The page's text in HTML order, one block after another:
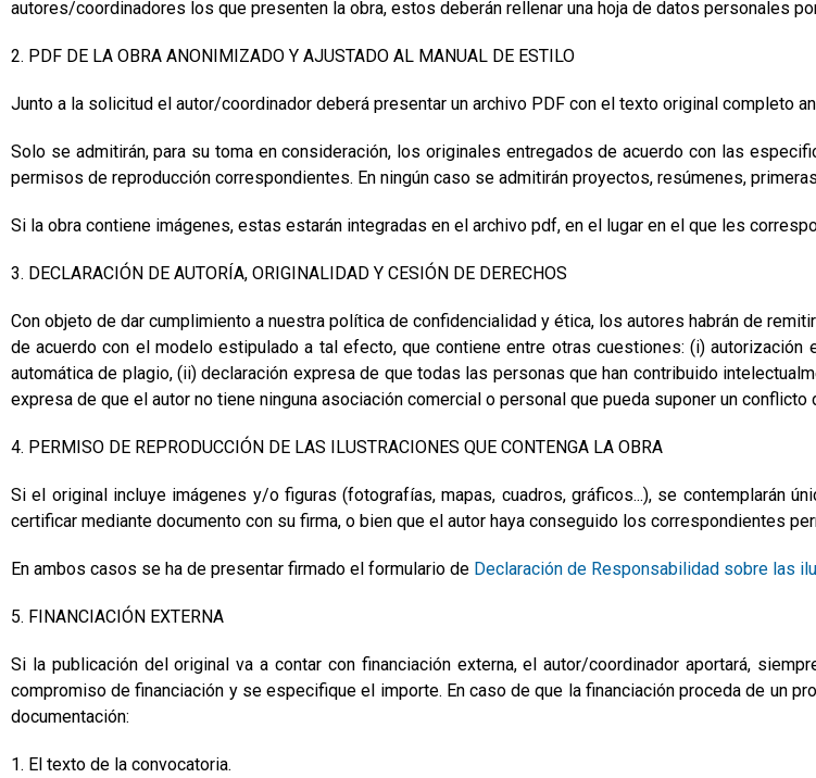
autores/coordinadores los que presenten la obra, estos deberán rellenar una hoja de datos personales
2. PDF DE LA OBRA ANONIMIZADO Y AJUSTADO AL MANUAL DE ESTILO
Junto a la solicitud el autor/coordinador deberá presentar un archivo PDF con el texto original completo
Solo se admitirán, para su toma en consideración, los originales entregados de acuerdo con las
permisos de reproducción correspondientes. En ningún caso se admitirán proyectos, resúmenes,
Si la obra contiene imágenes, estas estarán integradas en el archivo pdf, en el lugar en el que les
3. DECLARACIÓN DE AUTORÍA, ORIGINALIDAD Y CESIÓN DE DERECHOS
Con objeto de dar cumplimiento a nuestra política de confidencialidad y ética, los autores habrán de
de acuerdo con el modelo estipulado a tal efecto, que contiene entre otras cuestiones: (i)
automática de plagio, (ii) declaración expresa de que todas las personas que han contribuido
expresa de que el autor no tiene ninguna asociación comercial o personal que pueda suponer un
4. PERMISO DE REPRODUCCIÓN DE LAS ILUSTRACIONES QUE CONTENGA LA OBRA
Si el original incluye imágenes y/o figuras (fotografías, mapas, cuadros, gráficos...), se contemplarán
certificar mediante documento con su firma, o bien que el autor haya conseguido los correspondientes
En ambos casos se ha de presentar firmado el formulario de Declaración de Responsabilidad sobre las
5. FINANCIACIÓN EXTERNA
Si la publicación del original va a contar con financiación externa, el autor/coordinador aportará,
compromiso de financiación y se especifique el importe. En caso de que la financiación proceda de un
documentación:
1. El texto de la convocatoria.